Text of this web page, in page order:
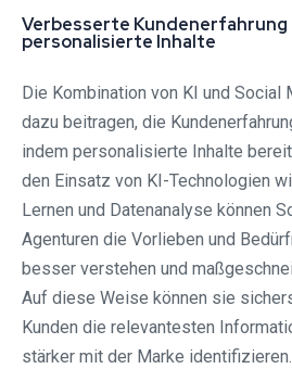
Verbesserte Kundenerfahrung
personalisierte Inhalte
Die Kombination von KI und Social
dazu beitragen, die
indem personalisierte Inhalte
den Einsatz von KI-Technologien
Lernen und Datenanalyse können
Agenturen die Vorlieben und
besser verstehen und
Auf diese Weise können sie
Kunden die relevantesten
stärker mit der Marke identifizieren.